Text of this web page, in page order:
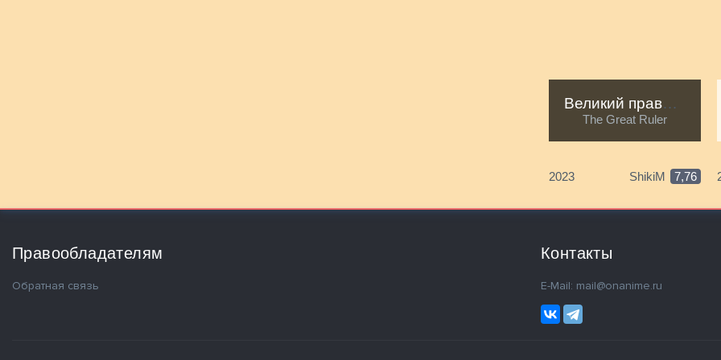
Великий правитель
The Great Ruler
2023 ShikiM 7,76
Правообладателям
Обратная связь
Контакты
E-Mail: mail@onanime.ru